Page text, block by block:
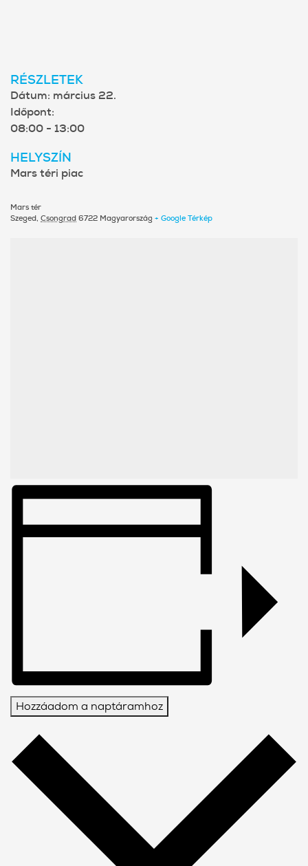
RÉSZLETEK
Dátum: március 22.
Időpont:
08:00 - 13:00
HELYSZÍN
Mars téri piac
Mars tér
Szeged, Csongrad 6722 Magyarország + Google Térkép
Hozzáadom a naptáramhoz